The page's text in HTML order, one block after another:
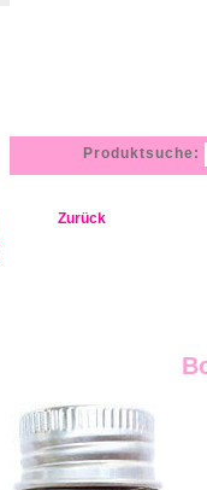
Zurück
Produktsuche: